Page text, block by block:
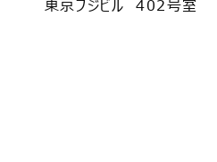
東京フジビル 402号室